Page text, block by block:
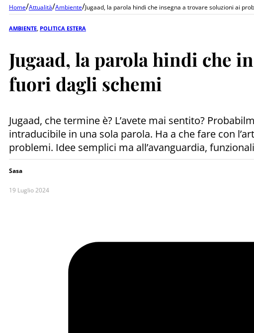
Home/Attualità/Ambiente/Jugaad, la parola hindi che insegna a trovare soluzioni ai
AMBIENTE POLITICA ESTERA
Jugaad, la parola hindi che
fuori dagli schemi
Jugaad, che termine è? L’avete mai sentito?
intraducibile in una sola parola. Ha a che fare con
problemi. Idee semplici ma all’avanguardia,
Sasa
19 Luglio 2024